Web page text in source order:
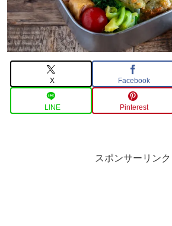
X Facebook
LINE Pinterest
スポンサーリンク